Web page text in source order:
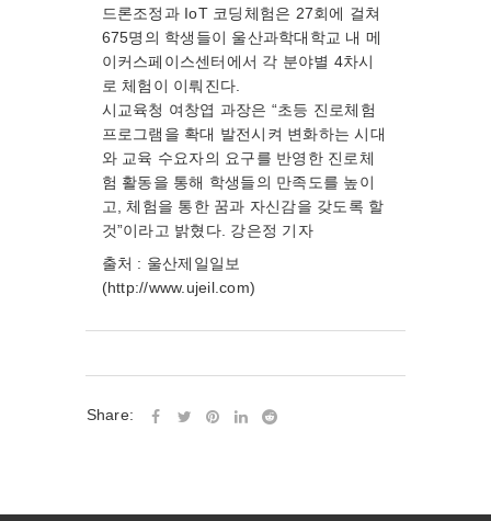
드론조정과 IoT 코딩체험은 27회에 걸쳐
675명의 학생들이 울산과학대학교 내 메
이커스페이스센터에서 각 분야별 4차시
로 체험이 이뤄진다.
시교육청 여창엽 과장은 “초등 진로체험
프로그램을 확대 발전시켜 변화하는 시대
와 교육 수요자의 요구를 반영한 진로체
험 활동을 통해 학생들의 만족도를 높이
고, 체험을 통한 꿈과 자신감을 갖도록 할
것”이라고 밝혔다. 강은정 기자
출처 : 울산제일일보
(http://www.ujeil.com)
Share: